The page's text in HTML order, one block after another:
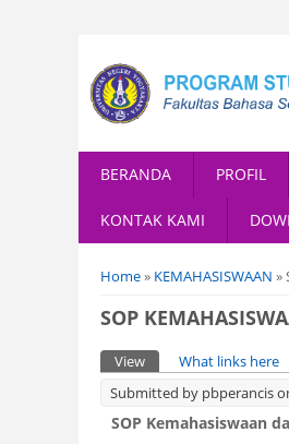
BERANDA PROFIL
KONTAK KAMI
You are here
Home» KEMAHASISWAAN »
SOP
Primary tabs
View (active tab)
What links here
Submitted by pbperancis
SOP Kemahasiswaan